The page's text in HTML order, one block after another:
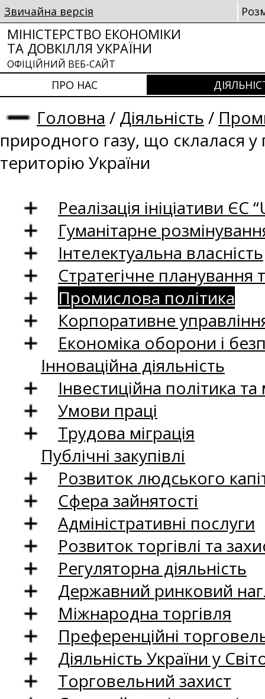
Звичайна версія
МІНІСТЕРСТВО ЕКОНОМІКИ
ТА ДОВКІЛЛЯ УКРАЇНИ
ОФІЦІЙНИЙ ВЕБ-САЙТ
ПРО НАС
Головна / Діяльність /
природного газу, що склалася
територію України
Реалізація ініціативи ЄС
Гуманітарне
Інтелектуальна власність
Стратегічне
Промислова політика
Корпоративне
Економіка оборони і
Інноваційна діяльність
Інвестиційна політика
Умови праці
Трудова міграція
Публічні закупівлі
Розвиток людського
Сфера зайнятості
Адміністративні послуги
Розвиток торгівлі та
Регуляторна діяльність
Державний ринковий
Міжнародна торгівля
Преференційні
Діяльність України у
Торговельний захист